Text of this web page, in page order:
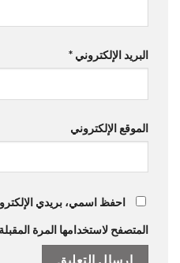
البريد الإلكتروني *
الموقع الإلكتروني
احفظ اسمي، بريدي
المتصفح لاستخدامها المرة